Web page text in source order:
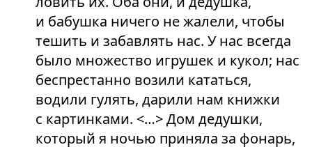
и бабушка ничего не жалели, чтобы
тешить и забавлять нас. У нас всегда
было множество игрушек и кукол; нас
беспрестанно возили кататься,
водили гулять, дарили нам книжки
с картинками. <…> Дом дедушки,
который я ночью приняла за фонарь,